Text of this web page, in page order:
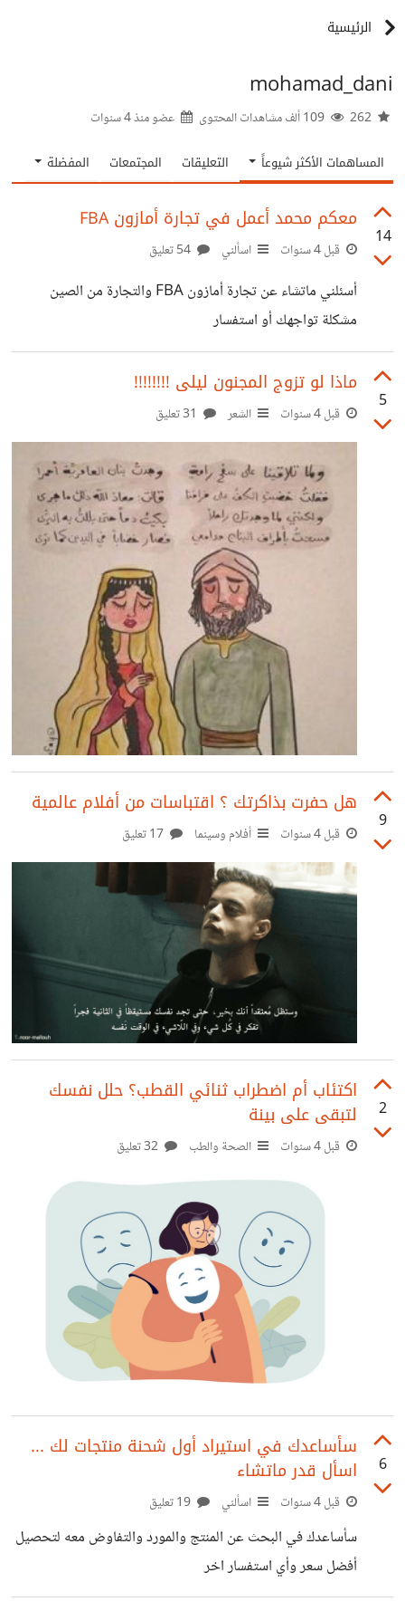
الرئيسية
mohamad_dani
عضو منذ4 سنوات
المساهمات الأكثر شيوعاً التعليقات المجتمعات المفضلة
14
معكم محمد أعمل في تجارة أمازون FBA
قبل 4 سنوات اسألني
أسئلني ماتشاء عن تجارة أمازون FBA والتجارة من الصين
مشكلة تواجهك أو استفسار
5
ماذا لو تزوج المجنون ليلى !!!!!!!!
قبل 4 سنوات الشعر
9
هل حفرت بذاكرتك ؟ اقتباسات من أفلام عالمية
قبل 4 سنوات أفلام وسينما
2
اكتئاب أم اضطراب ثنائي القطب؟ حلل نفسك
لتبقى على بينة
قبل 4 سنوات الصحة والطب
6
سأساعدك في استيراد أول شحنة منتجات لك ...
اسأل قدر ماتشاء
قبل 4 سنوات اسألني
سأساعدك في البحث عن المنتج والمورد والتفاوض معه لتحصيل
أفضل سعر وأي استفسار اخر